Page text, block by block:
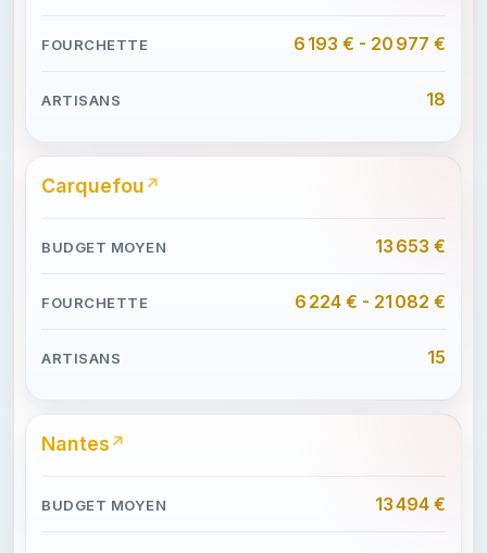
6 193 € - 20 977 €
18
Carquefou
13 653 €
6 224 € - 21 082 €
15
Nantes
13 494 €